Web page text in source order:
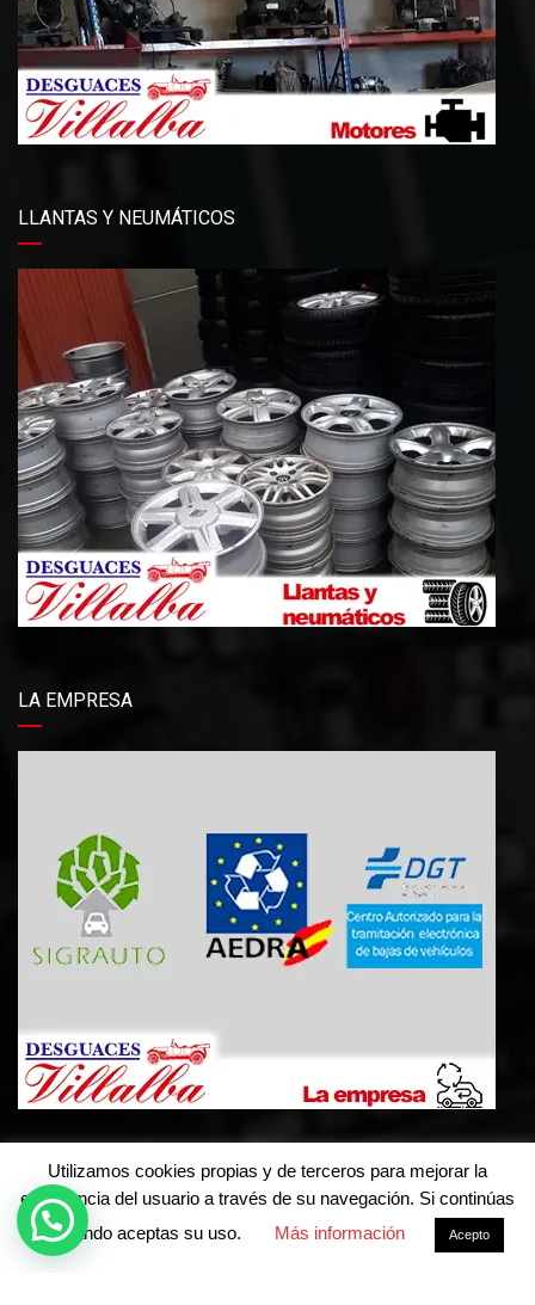
LLANTAS Y NEUMÁTICOS
LA EMPRESA
©Derechos de autor2026Desguaces Villalba
Aviso legal y política de privacidad
Utilizamos cookies propias y de terceros para mejorar la
experiencia del usuario a través de su navegación. Si continúas
navegando aceptas su uso.
Más información Acepto